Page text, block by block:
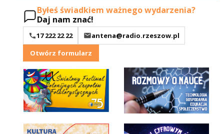
Byłeś świadkiem ważnego wydarzenia?
Daj nam znać!
17 222 22 22
antena@radio.rzeszow.pl
Otwórz formularz